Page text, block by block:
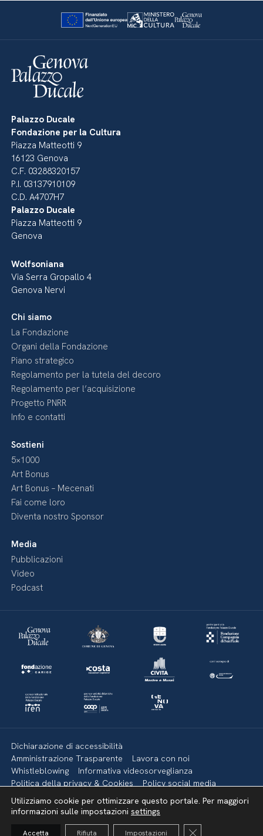
Palazzo Ducale
Fondazione per la Cultura
Piazza Matteotti 9
16123 Genova
C.F. 03288320157
P.I. 03137910109
C.D. A4707H7
Palazzo Ducale
Piazza Matteotti 9
Genova
Wolfsoniana
Via Serra Gropallo 4
Genova Nervi
Chi siamo
La Fondazione
Organi della Fondazione
Piano strategico
Regolamento per la tutela del decoro
Regolamento per l’acquisizione
Progetto PNRR
Info e contatti
Sostieni
5×1000
Art Bonus
Art Bonus – Mecenati
Fai come loro
Diventa nostro Sponsor
Media
Pubblicazioni
Video
Podcast
Dichiarazione di accessibilità
Amministrazione Trasparente
Lavora con noi
Whistleblowing
Informativa videosorveglianza
Politica della privacy & Cookies
Policy social media
Mappa del sito
Torna su
Utilizziamo cookie per ottimizzare questo portale. Per maggiori
informazioni sulle impostazioni settings
Accetta Rifiuta Impostazioni Close GDPR